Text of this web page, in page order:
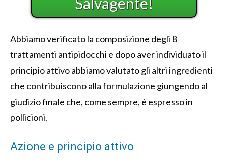
Abbiamo verificato la composizione degli 8
trattamenti antipidocchi e dopo aver individuato il
principio attivo abbiamo valutato gli altri ingredienti
che contribuiscono alla formulazione giungendo al
giudizio finale che, come sempre, è espresso in
pollicioni.
Azione e principio attivo